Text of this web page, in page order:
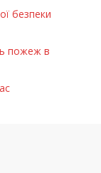
безпеки
пожеж в